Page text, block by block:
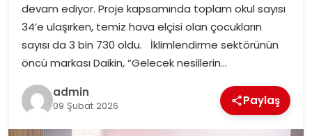
MAGAZIN
DÜNYA
OTOMOBIL
devam ediyor. Proje kapsamında toplam okul sayısı
34’e ulaşırken, temiz hava elçisi olan çocukların
sayısı da 3 bin 730 oldu. İklimlendirme sektörünün
öncü markası Daikin, “Gelecek nesillerin…
admin
09 Şubat 2026 Paylaş